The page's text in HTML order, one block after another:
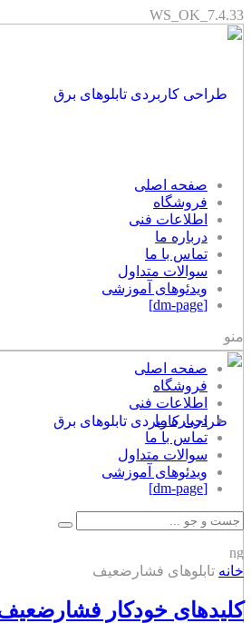
WS_OK_7.4.33
صفحه اصلی
فروشگاه
اطلاعات فنی
درباره ما
تماس با ما
سوالات متداول
ویدئوهای آموزشی
[dm-page]
منو
صفحه اصلی
فروشگاه
اطلاعات فنی
درباره ما
تماس با ما
سوالات متداول
ویدئوهای آموزشی
[dm-page]
خانه تابلوهای فشارضعیف
کلیدهای خودکار